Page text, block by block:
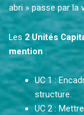
abri » passe par la
Les 2 Unités
mention :
UC 1 :
structure.
UC 2 :